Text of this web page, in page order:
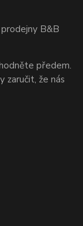
B&B
předem.
zaručit, že nás